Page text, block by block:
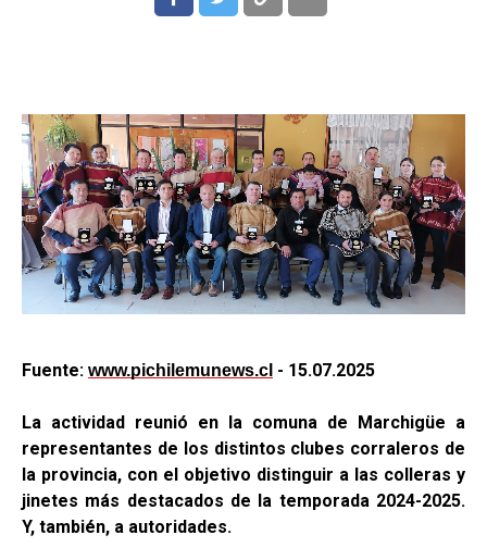
Fuente: www.pichilemunews.cl - 15.07.2025
La actividad reunió en la comuna de Marchigüe a
representantes de los distintos clubes corraleros de
la provincia, con el objetivo distinguir a las colleras y
jinetes más destacados de la temporada 2024-2025.
Y, también, a autoridades.